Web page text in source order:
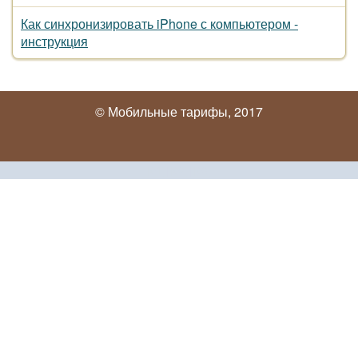
Как синхронизировать iPhone с компьютером -
инструкция
© Мобильные тарифы, 2017